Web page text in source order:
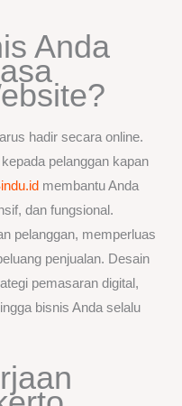
Anda
hadir secara online.
pelanggan kapan
membantu Anda
dan fungsional.
pelanggan, memperluas
penjualan. Desain
pemasaran digital,
bisnis Anda selalu